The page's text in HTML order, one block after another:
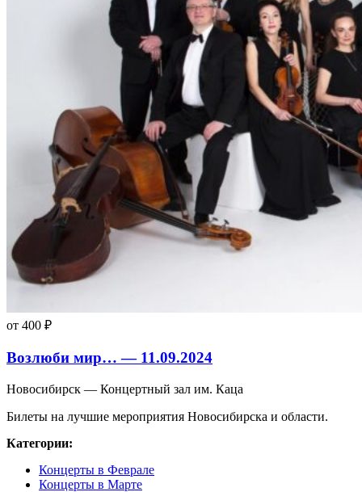
от 400 ₽
Возлюби мир… — 11.09.2024
Новосибирск — Концертный зал им. Каца
Билеты на лучшие мероприятия Новосибирска и области.
Категории:
Концерты в Феврале
Концерты в Марте